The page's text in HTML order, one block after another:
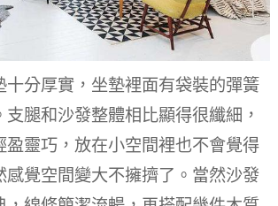
十分厚實，坐墊裡面有袋裝的彈簧
支腿和沙發整體相比顯得很纖細，
盈靈巧，放在小空間裡也不會覺得
覺空間變大不擁擠了。 當然沙發